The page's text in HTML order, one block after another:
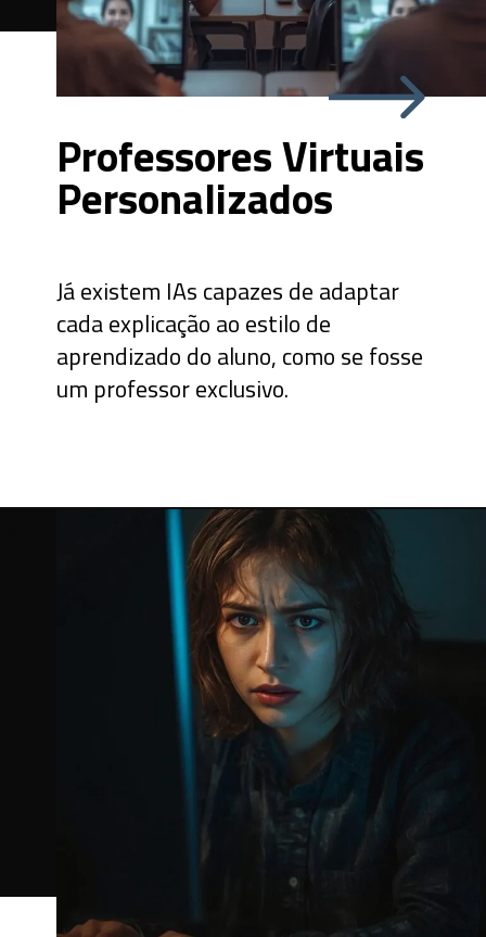
Já existem IAs capazes de adaptar
cada explicação ao estilo de
aprendizado do aluno, como se fosse
um professor exclusivo.
Professores Virtuais
Personalizados